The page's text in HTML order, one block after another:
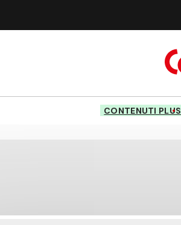
CONTENUTI PLUS